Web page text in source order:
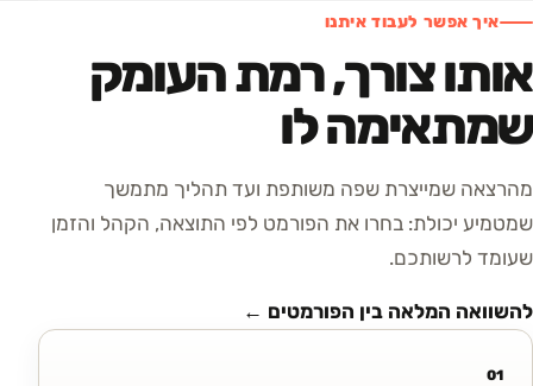
איך אפשר לעבוד איתנו
אותו צורך, רמת העומק
שמתאימה לו
מהרצאה שמייצרת שפה משותפת ועד תהליך מתמשך
שמטמיע יכולת: בחרו את הפורמט לפי התוצאה, הקהל והזמן
שעומד לרשותכם.
להשוואה המלאה בין הפורמטים ←
01